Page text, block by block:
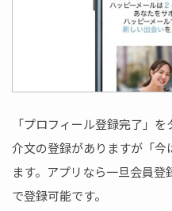
「プロフィール登録完了」
介文の登録がありますが「
ます。アプリなら一旦会員
で登録可能です。